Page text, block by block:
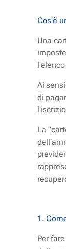
Cos'è
Una
Ai
di
La
1.
Per